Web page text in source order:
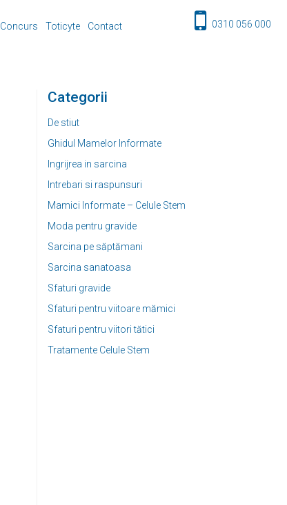
Concurs Toticyte Contact 0310 056 000
Categorii
De stiut
Ghidul Mamelor Informate
Ingrijrea in sarcina
Intrebari si raspunsuri
Mamici Informate – Celule Stem
Moda pentru gravide
Sarcina pe săptămani
Sarcina sanatoasa
Sfaturi gravide
Sfaturi pentru viitoare mămici
Sfaturi pentru viitori tătici
Tratamente Celule Stem